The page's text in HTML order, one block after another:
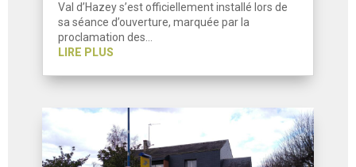
Val d’Hazey s’est officiellement installé lors de
sa séance d’ouverture, marquée par la
proclamation des…
LIRE PLUS